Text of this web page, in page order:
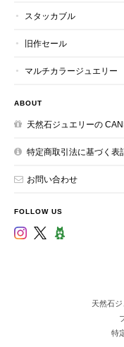
スタッカブル
旧作セール
マルチカラージュエリー
ABOUT
天然石ジュエリーの
特定商取引法に基づく表
お問い合わせ
FOLLOW US
天然石
特